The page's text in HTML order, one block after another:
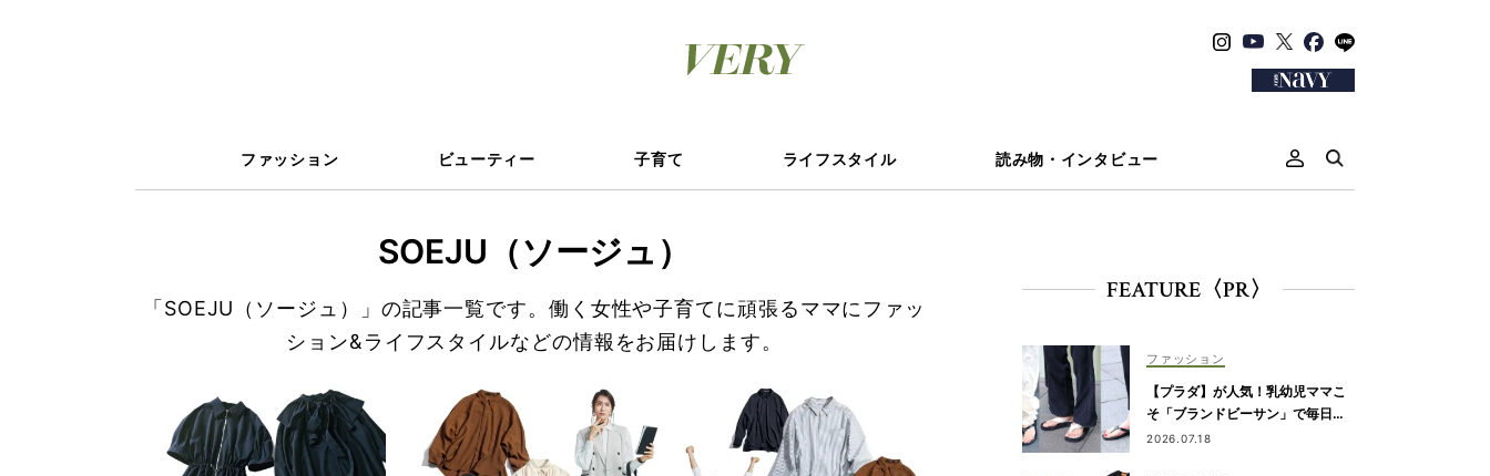
ファッション ビューティー 子育て ライフスタイル 読み物・インタビュー
SOEJU（ソージュ）
「SOEJU（ソージュ）」の記事一覧です。働く女性や子育てに頑張るママにファッ
ション&ライフスタイルなどの情報をお届けします。
FEATURE〈PR〉
ファッション
【プラダ】が人気！乳幼児ママこ
そ「ブランドビーサン」で毎日き
れいめカジュアルが叶う
2026.07.18